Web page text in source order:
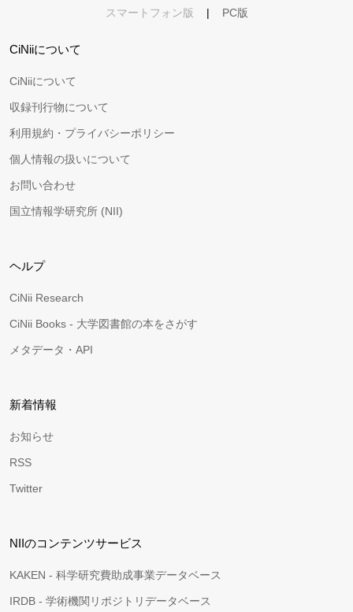
スマートフォン版 | PC版
CiNiiについて
CiNiiについて
収録刊行物について
利用規約・プライバシーポリシー
個人情報の扱いについて
お問い合わせ
国立情報学研究所 (NII)
ヘルプ
CiNii Research
CiNii Books - 大学図書館の本をさがす
メタデータ・API
新着情報
お知らせ
RSS
Twitter
NIIのコンテンツサービス
KAKEN - 科学研究費助成事業データベース
IRDB - 学術機関リポジトリデータベース